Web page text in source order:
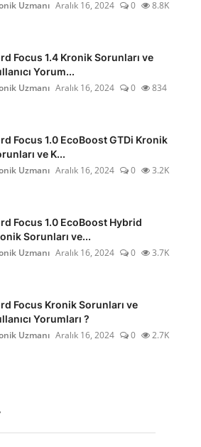
Uzmanı Aralık 16, 2024 0 8.8K
Focus 1.4 Kronik Sorunları ve
Yorum...
Uzmanı Aralık 16, 2024 0 834
Focus 1.0 EcoBoost GTDi Kronik
ve K...
Uzmanı Aralık 16, 2024 0 3.2K
Focus 1.0 EcoBoost Hybrid
Sorunları ve...
Uzmanı Aralık 16, 2024 0 3.7K
Focus Kronik Sorunları ve
Yorumları ?
Uzmanı Aralık 16, 2024 0 2.7K